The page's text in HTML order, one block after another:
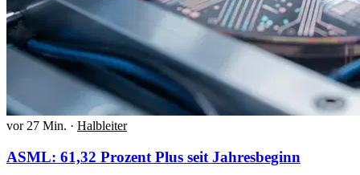
vor 27 Min. · Halbleiter
ASML: 61,32 Prozent Plus seit Jahresbeginn